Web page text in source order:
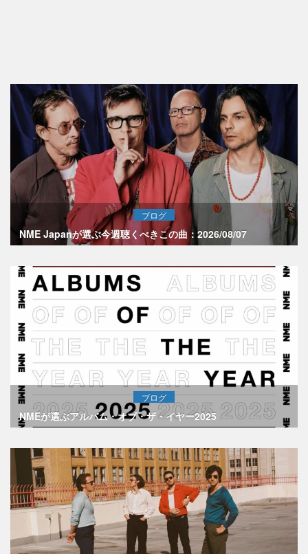
ブログ
NME Japanが選ぶ今週聴くべきこの曲：2026/08/07
ブログ
NMEが選ぶアルバム・オブ・ザ・イヤー2025